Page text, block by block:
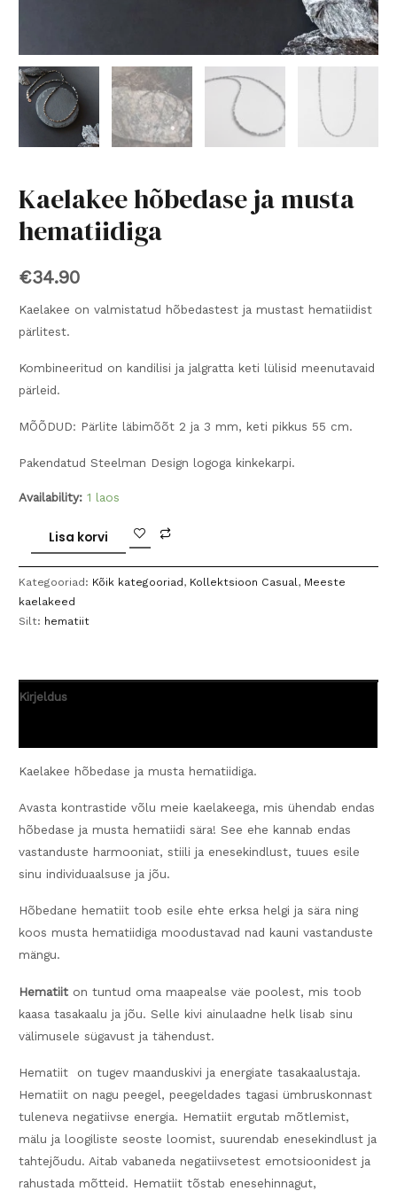
Kaelakee hõbedase ja musta
hematiidiga
€34.90
Kaelakee on valmistatud hõbedastest ja mustast hematiidist
pärlitest.
Kombineeritud on kandilisi ja jalgratta keti lülisid meenutavaid
pärleid.
MÕÕDUD: Pärlite läbimõõt 2 ja 3 mm, keti pikkus 55 cm.
Pakendatud Steelman Design logoga kinkekarpi.
Availability: 1 laos
Kaelakee
hõbedase
ja
musta
hematiidiga
Lisa korvi
Kategooriad: Kõik kategooriad, Kollektsioon Casual, Meeste
kaelakeed
Silt: hematiit
Kirjeldus
Kaelakee hõbedase ja musta hematiidiga.
Avasta kontrastide võlu meie kaelakeega, mis ühendab endas
hõbedase ja musta hematiidi sära! See ehe kannab endas
vastanduste harmooniat, stiili ja enesekindlust, tuues esile
sinu individuaalsuse ja jõu.
Hõbedane hematiit toob esile ehte erksa helgi ja sära ning
koos musta hematiidiga moodustavad nad kauni vastanduste
mängu.
Hematiit on tuntud oma maapealse väe poolest, mis toob
kaasa tasakaalu ja jõu. Selle kivi ainulaadne helk lisab sinu
välimusele sügavust ja tähendust.
Hematiit on tugev maanduskivi ja energiate tasakaalustaja.
Hematiit on nagu peegel, peegeldades tagasi ümbruskonnast
tuleneva negatiivse energia. Hematiit ergutab mõtlemist,
mälu ja loogiliste seoste loomist, suurendab enesekindlust ja
tahtejõudu. Aitab vabaneda negatiivsetest emotsioonidest ja
rahustada mõtteid. Hematiit tõstab enesehinnagut,